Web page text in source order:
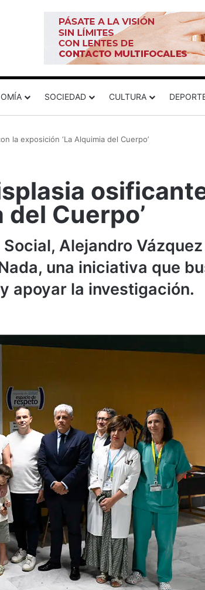
SOCIEDAD CULTURA
la exposición ‘La Alquimia del Cuerpo’
Cuerpo’
Alejandro
una iniciativa que
apoyar la investigación.